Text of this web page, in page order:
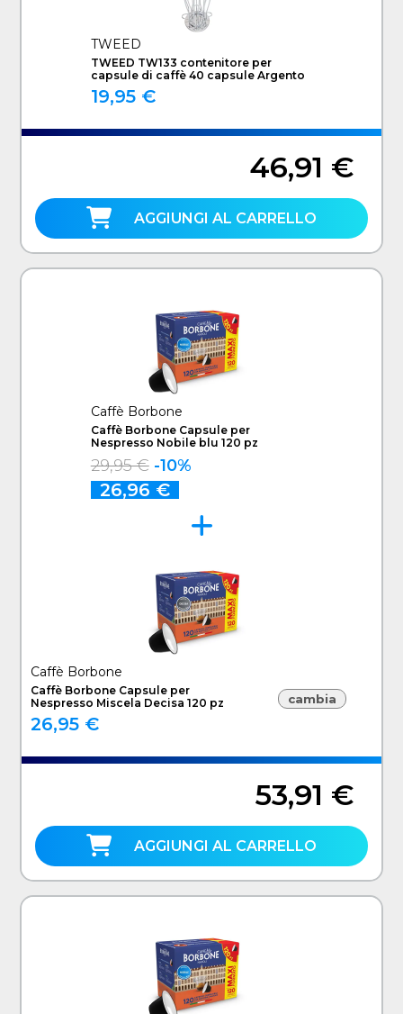
TWEED
TWEED TW133 contenitore per
capsule di caffè 40 capsule Argento
19,95 €
46,91 €
AGGIUNGI AL CARRELLO
Caffè Borbone
Caffè Borbone Capsule per
Nespresso Nobile blu 120 pz
29,95 € -10%
26,96 €
Caffè Borbone
Caffè Borbone Capsule per
Nespresso Miscela Decisa 120 pz
26,95 €
cambia
53,91 €
AGGIUNGI AL CARRELLO